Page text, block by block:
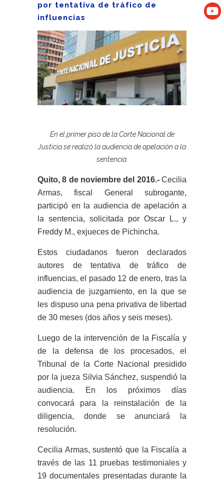
por tentativa de tráfico de
influencias
En el primer piso de la Corte Nacional de
Justicia se realizó la audiencia de apelación a la
sentencia.
Quito, 8 de noviembre del 2016.-Cecilia
Armas, fiscal General subrogante,
participó en la audiencia de apelación a
la sentencia, solicitada por Oscar L., y
Freddy M., exjueces de Pichincha.
Estos ciudadanos fueron declarados
autores de tentativa de tráfico de
influencias, el pasado 12 de enero, tras la
audiencia de juzgamiento, en la que se
les dispuso una pena privativa de libertad
de 30 meses (dos años y seis meses).
Luego de la intervención de la Fiscalía y
de la defensa de los procesados, el
Tribunal de la Corte Nacional presidido
por la jueza Silvia Sánchez, suspendió la
audiencia. En los próximos días
convocará para la reinstalación de la
diligencia, donde se anunciará la
resolución.
Cecilia Armas, sustentó que la Fiscalía a
través de las 11 pruebas testimoniales y
19 documentales presentadas durante la